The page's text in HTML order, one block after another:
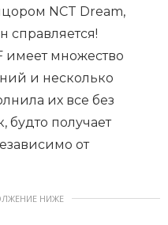
NCT Dream,
справляется!
имеет множество
и несколько
их все без
будто получает
от
НИЖЕ